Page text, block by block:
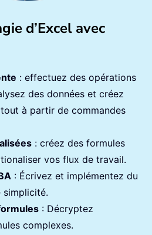
d’Excel avec
: effectuez des opérations
des données et créez
à partir de commandes
: créez des formules
vos flux de travail.
: Écrivez et implémentez du
simplicité.
: Décryptez
complexes.